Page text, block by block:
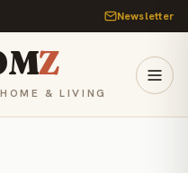
Newsletter
Z
& LIVING